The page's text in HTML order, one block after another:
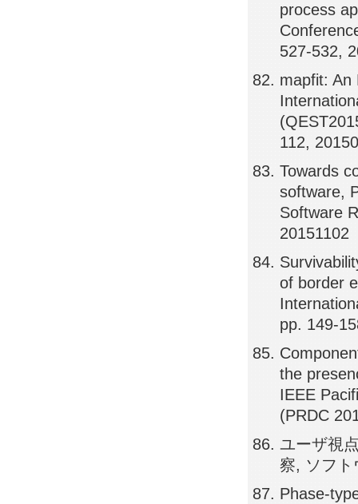
process
527-532,
mapfit: An
112,
Towards
software,
Software
20151102
of border
pp. 149-
the
IEEE
(PRDC
ユーザ視
察, ソフト
Phase-